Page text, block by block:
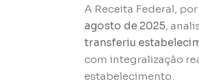
A Receita Federal,
agosto de 2025,
transferiu
com integralização
estabelecimento.